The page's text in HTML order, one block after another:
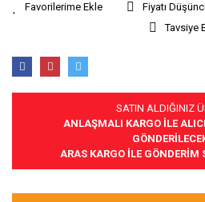
Fiyatı
Tavsiye
SATIN ALDIĞINIZ
ANLAŞMALI KARGO İLE
ARAS KARGO İLE